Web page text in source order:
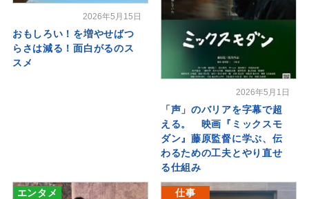
2026年5月15日
おもしろい！を増やせばつ
らさは減る！面白がるのス
スメ
2026年5月1日
「声」のバリアを字幕で超
える。 映画『ミックスモ
ダン』藤原監督に学ぶ、伝
わるための工夫とやり直せ
る仕組み
エンタメ 仕事